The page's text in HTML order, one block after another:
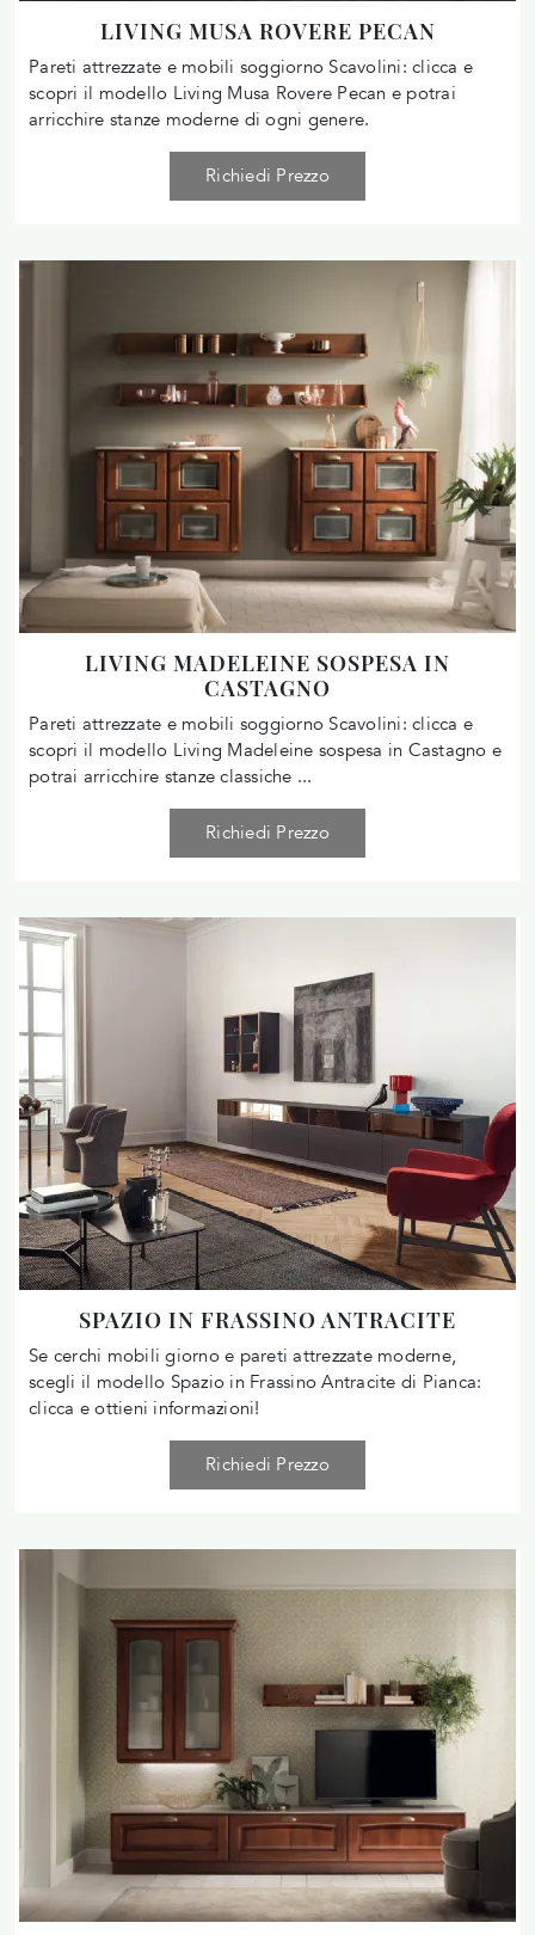
LIVING MUSA ROVERE PECAN
Pareti attrezzate e mobili soggiorno Scavolini: clicca e
scopri il modello Living Musa Rovere Pecan e potrai
arricchire stanze moderne di ogni genere.
Richiedi Prezzo
LIVING MADELEINE SOSPESA IN
CASTAGNO
Pareti attrezzate e mobili soggiorno Scavolini: clicca e
scopri il modello Living Madeleine sospesa in Castagno e
potrai arricchire stanze classiche ...
Richiedi Prezzo
SPAZIO IN FRASSINO ANTRACITE
Se cerchi mobili giorno e pareti attrezzate moderne,
scegli il modello Spazio in Frassino Antracite di Pianca:
clicca e ottieni informazioni!
Richiedi Prezzo